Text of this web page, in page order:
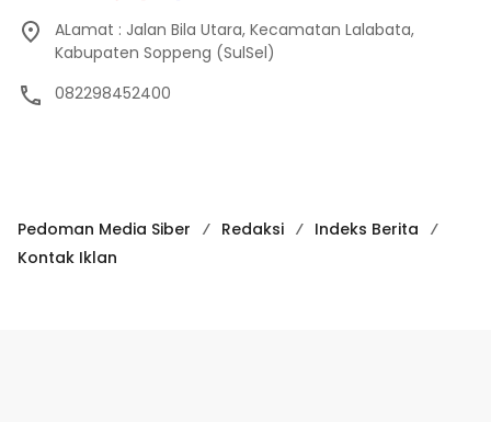
ALamat : Jalan Bila Utara, Kecamatan Lalabata,
Kabupaten Soppeng (SulSel)
082298452400
Pedoman Media Siber Redaksi
Indeks Berita
Kontak Iklan